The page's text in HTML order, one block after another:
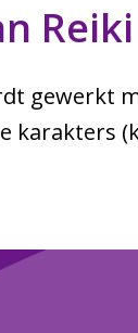
gewerkt
karakters